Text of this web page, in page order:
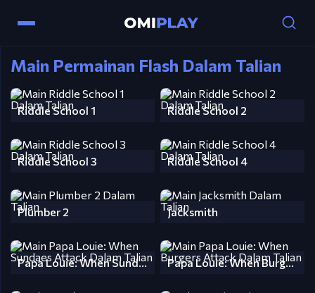
Main Permainan Flash Dalam Talian
Riddle School 1 Riddle School 2
Riddle School 3 Riddle School 4
Plumber 2 Jacksmith
Papa Louie: When Sundaes Attack Papa Louie: When Burgers Attack